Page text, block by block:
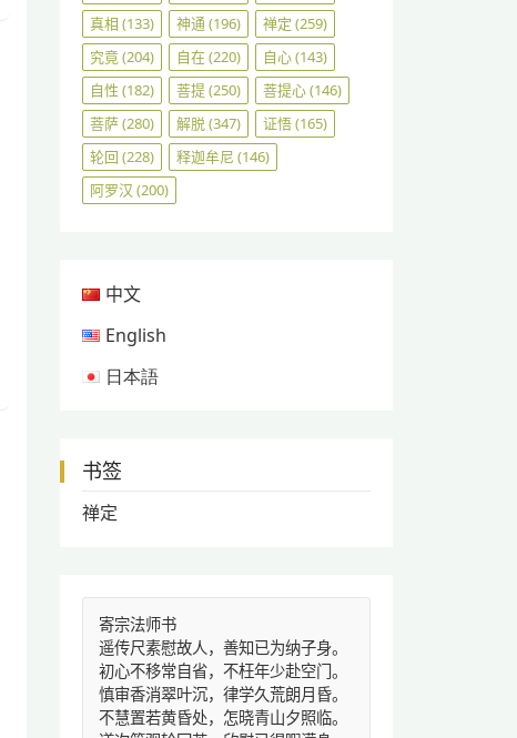
真相 (133) 神通 (196) 禅定 (259)
究竟(204) 自在(220) 自心(143)
自性 (182) 菩提(250) 菩提心(146)
菩萨(280) 解脱(347) 证悟(165)
轮回 (228) 释迦牟尼 (146)
阿罗汉 (200)
中文
English
日本語
书签
禅定
寄宗法师书
遥传尺素慰故人，善知已为纳子身。
初心不移常自省，不枉年少赴空门。
慎审香消翠叶沉，律学久荒朗月昏。
不慧置若黄昏处，怎晓青山夕照临。